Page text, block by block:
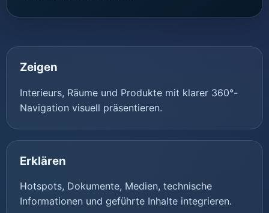
Zeigen
Interieurs, Räume und Produkte mit klarer 360°-
Navigation visuell präsentieren.
Erklären
Hotspots, Dokumente, Medien, technische
Informationen und geführte Inhalte integrieren.